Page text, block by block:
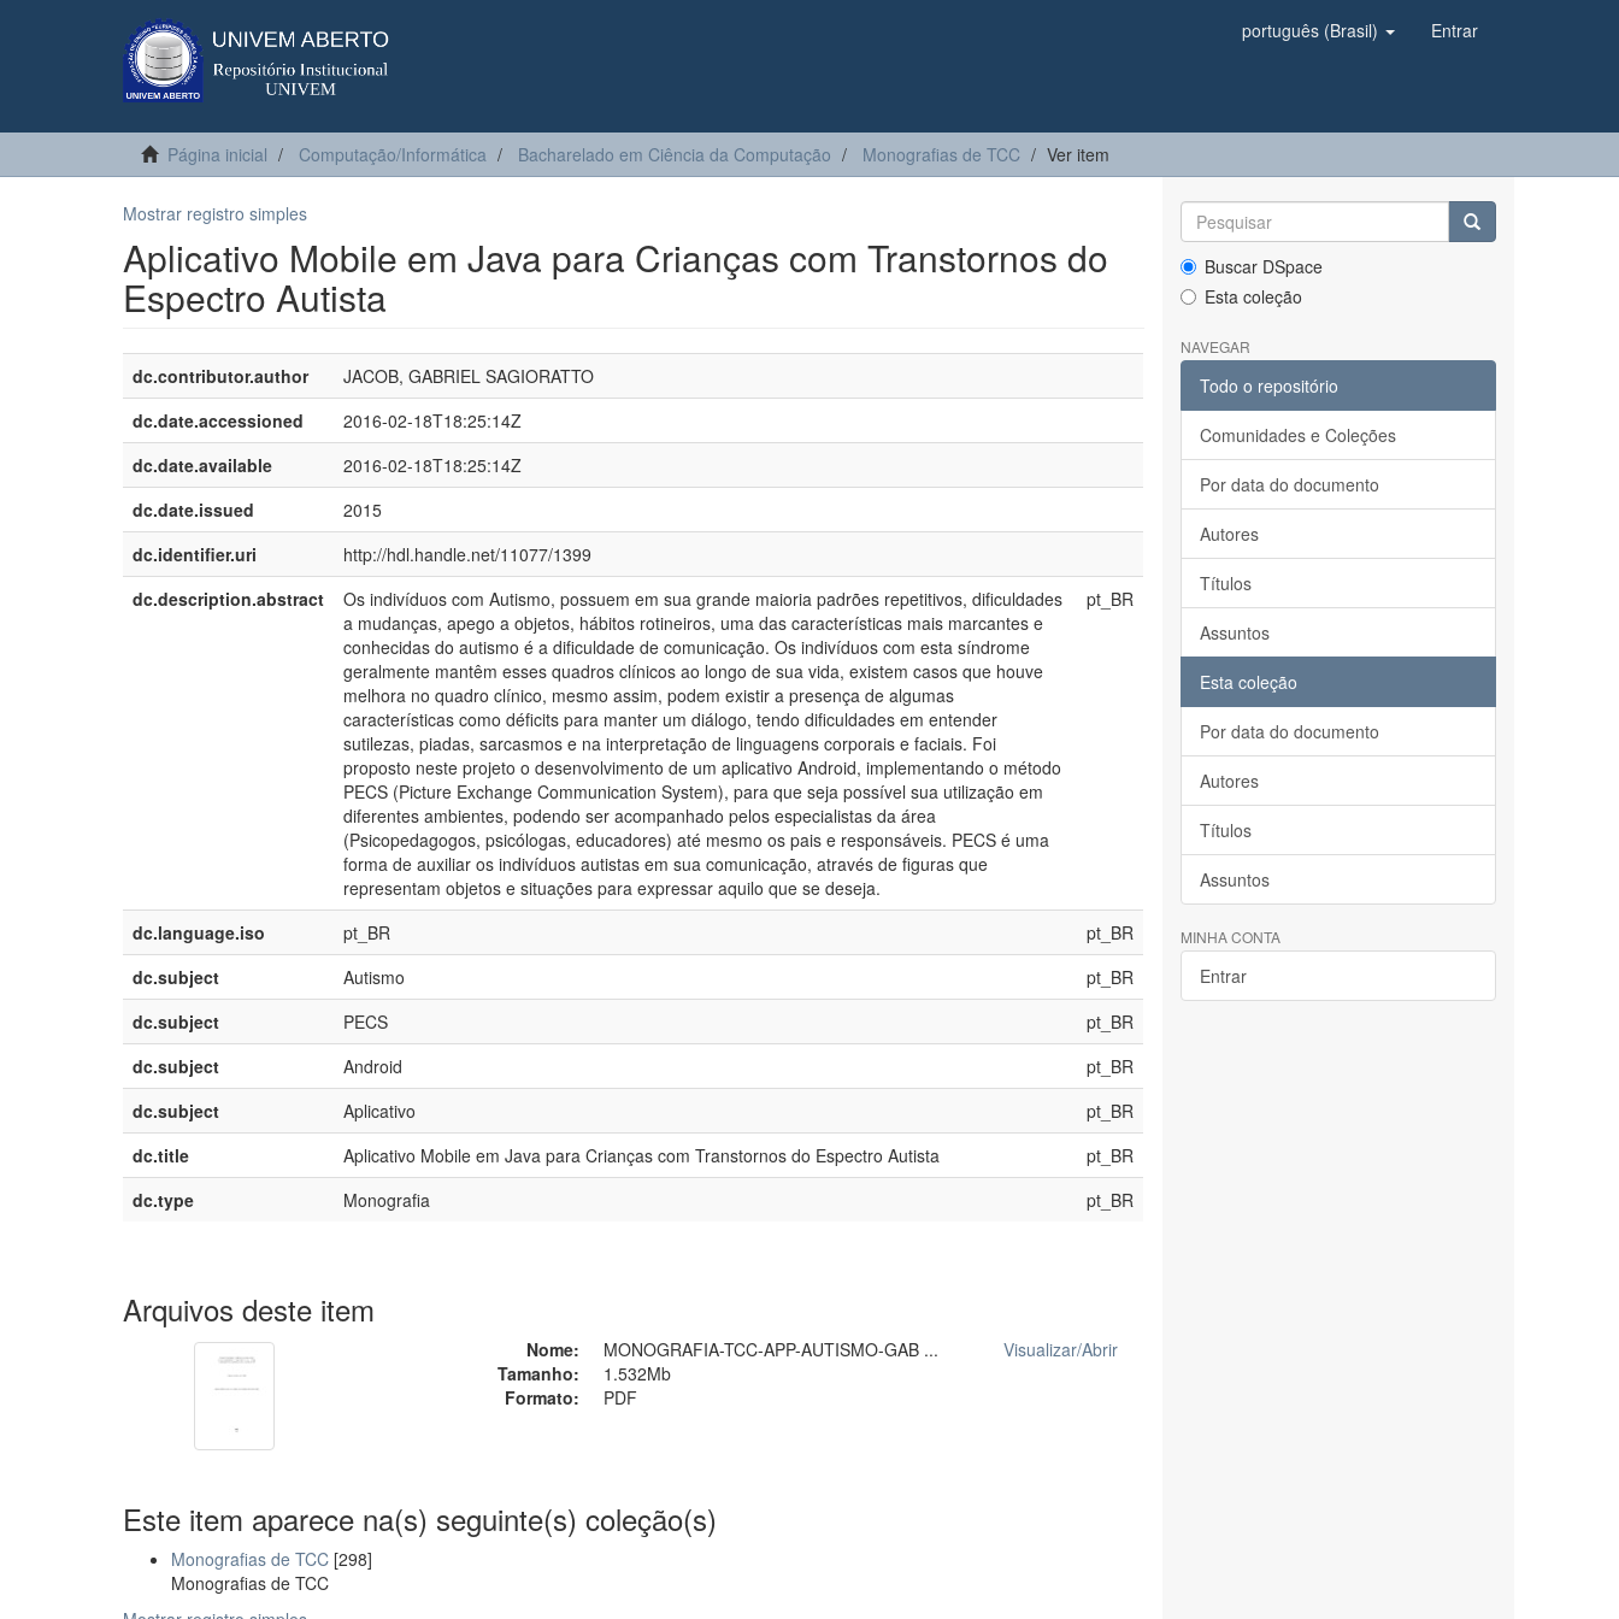
português (Brasil) Entrar
Página inicial Computação/Informática Bacharelado em Ciência da Computação Monografias de TCC Ver item
Mostrar registro simples
Aplicativo Mobile em Java para Crianças com Transtornos do
Espectro Autista
dc.contributor.author
JACOB, GABRIEL SAGIORATTO
dc.date.accessioned
2016-02-18T18:25:14Z
dc.date.available
2016-02-18T18:25:14Z
dc.date.issued
2015
dc.identifier.uri
http://hdl.handle.net/11077/1399
dc.description.abstract
Os indivíduos com Autismo, possuem em sua grande maioria padrões repetitivos, dificuldades
a mudanças, apego a objetos, hábitos rotineiros, uma das características mais marcantes e
conhecidas do autismo é a dificuldade de comunicação. Os indivíduos com esta síndrome
geralmente mantêm esses quadros clínicos ao longo de sua vida, existem casos que houve
melhora no quadro clínico, mesmo assim, podem existir a presença de algumas
características como déficits para manter um diálogo, tendo dificuldades em entender
sutilezas, piadas, sarcasmos e na interpretação de linguagens corporais e faciais. Foi
proposto neste projeto o desenvolvimento de um aplicativo Android, implementando o método
PECS (Picture Exchange Communication System), para que seja possível sua utilização em
diferentes ambientes, podendo ser acompanhado pelos especialistas da área
(Psicopedagogos, psicólogas, educadores) até mesmo os pais e responsáveis. PECS é uma
forma de auxiliar os indivíduos autistas em sua comunicação, através de figuras que
representam objetos e situações para expressar aquilo que se deseja.
pt_BR
dc.language.iso pt_BR
pt_BR
dc.subject
Autismo
pt_BR
dc.subject
PECS
pt_BR
dc.subject
Android
pt_BR
dc.subject
Aplicativo
pt_BR
dc.title
Aplicativo Mobile em Java para Crianças com Transtornos do Espectro Autista
pt_BR
dc.type
Monografia pt_BR
Arquivos deste item
Nome:
MONOGRAFIA-TCC-APP-AUTISMO-GAB ...
Tamanho:
1.532Mb
Formato:
PDF
Visualizar/Abrir
Este item aparece na(s) seguinte(s) coleção(s)
Monografias de TCC [298]
Monografias de TCC
Buscar DSpace
Esta coleção
NAVEGAR
Todo o repositório
Comunidades e Coleções
Por data do documento
Autores
Títulos
Assuntos
Esta coleção
Por data do documento
Autores
Títulos
Assuntos
MINHA CONTA
Entrar